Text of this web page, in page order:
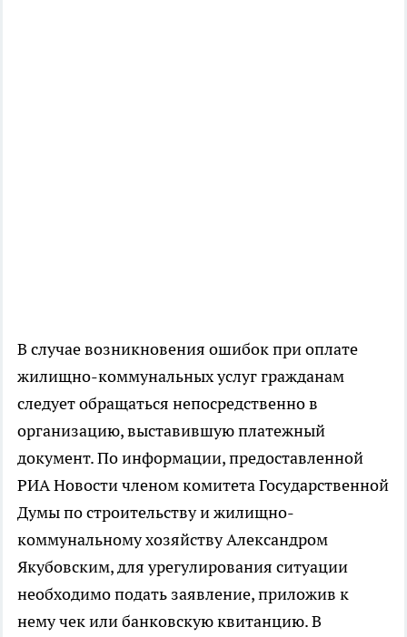
В случае возникновения ошибок при оплате
жилищно-коммунальных услуг гражданам
следует обращаться непосредственно в
организацию, выставившую платежный
документ. По информации, предоставленной
РИА Новости членом комитета Государственной
Думы по строительству и жилищно-
коммунальному хозяйству Александром
Якубовским, для урегулирования ситуации
необходимо подать заявление, приложив к
нему чек или банковскую квитанцию. В